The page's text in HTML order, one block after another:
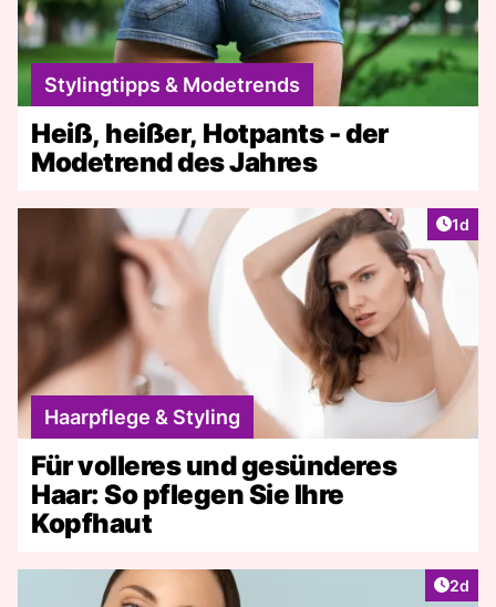
Stylingtipps & Modetrends
Heiß, heißer, Hotpants - der
Modetrend des Jahres
1d
Haarpflege & Styling
Für volleres und gesünderes
Haar: So pflegen Sie Ihre
Kopfhaut
2d